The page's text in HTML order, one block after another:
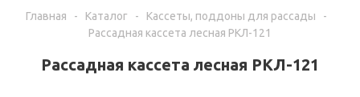
Главная - Каталог - Кассеты, поддоны для рассады
-
Рассадная кассета лесная РКЛ-121
Рассадная кассета лесная РКЛ-121